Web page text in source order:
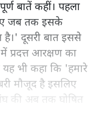
बातें कहीं। पहला
जब तक इसके
दूसरी बात इससे
प्रदत्त आरक्षण का
यह भी कहा कि 'हमारे
मौजूद है इसलिए
की अब तक घोषित